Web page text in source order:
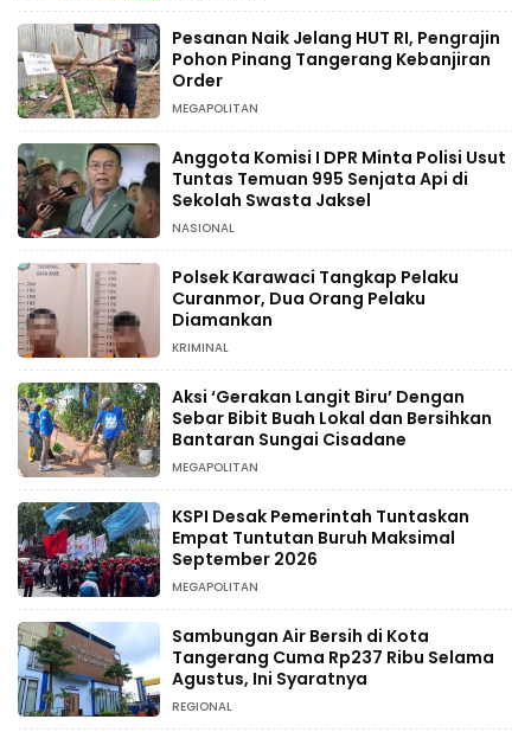
Pesanan Naik Jelang HUT RI, Pengrajin
Pohon Pinang Tangerang Kebanjiran
Order
MEGAPOLITAN
Anggota Komisi I DPR Minta Polisi Usut
Tuntas Temuan 995 Senjata Api di
Sekolah Swasta Jaksel
NASIONAL
Polsek Karawaci Tangkap Pelaku
Curanmor, Dua Orang Pelaku
Diamankan
KRIMINAL
Aksi ‘Gerakan Langit Biru’ Dengan
Sebar Bibit Buah Lokal dan Bersihkan
Bantaran Sungai Cisadane
MEGAPOLITAN
KSPI Desak Pemerintah Tuntaskan
Empat Tuntutan Buruh Maksimal
September 2026
MEGAPOLITAN
Sambungan Air Bersih di Kota
Tangerang Cuma Rp237 Ribu Selama
Agustus, Ini Syaratnya
REGIONAL